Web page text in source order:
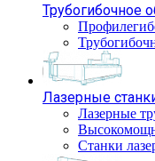
Трубогибочное
Лазерные
Лазерные
Станки